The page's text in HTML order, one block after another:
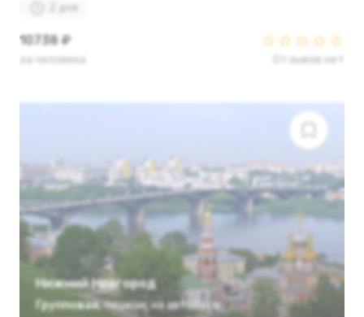
2 дня
10738 ₽
за человека Отзывов нет
Нижний Новгород
Групповая пешком, на автобусе